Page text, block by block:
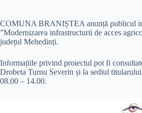
COMUNA BRANIȘTEA anunță publicul
”Modernizarea infrastructurii de acces
județul Mehedinți.
Informațiile privind proiectul pot fi
Drobeta Turnu Severin și la sediul
08.00 – 14.00.